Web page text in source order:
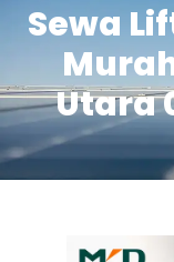
Sewa
Utara